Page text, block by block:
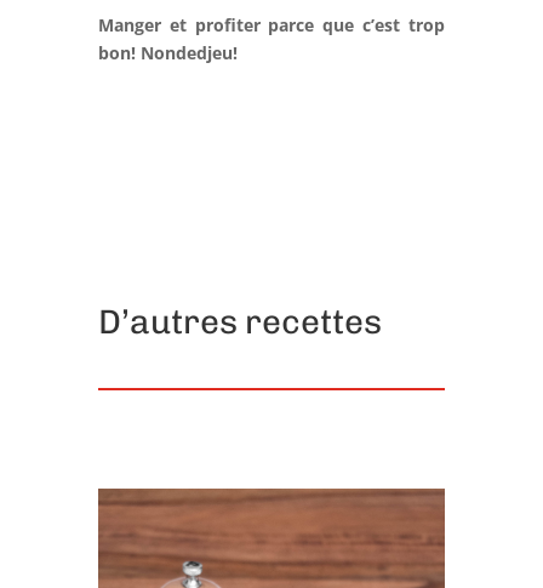
Manger et profiter parce que c’est trop
bon! Nondedjeu!
D’autres recettes